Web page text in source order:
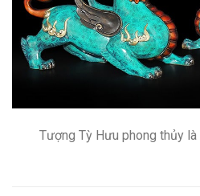
Tượng Tỳ Hưu phong thủy